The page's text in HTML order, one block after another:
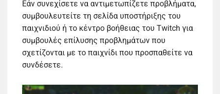
Εάν συνεχίσετε να αντιμετωπίζετε προβλήματα,
συμβουλευτείτε τη σελίδα υποστήριξης του
παιχνιδιού ή το κέντρο βοήθειας του Twitch για
συμβουλές επίλυσης προβλημάτων που
σχετίζονται με το παιχνίδι που προσπαθείτε να
συνδέσετε.